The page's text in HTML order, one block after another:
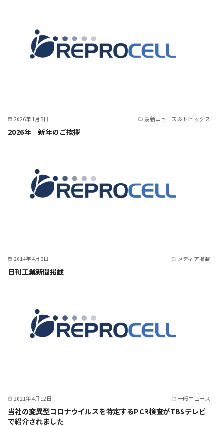
2026年1月5日 最新ニュース＆トピックス
2026年 新年のご挨拶
2014年4月8日 メディア掲載
日刊工業新聞掲載
2021年4月12日 一般ニュース
当社の変異型コロナウイルスを特定するPCR検査がTBSテレビ
で紹介されました